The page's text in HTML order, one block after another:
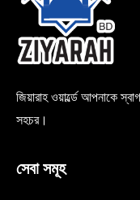
জিয়ারাহ ওয়ার্ল্ডে আপনাকে
সহচর।
সেবা সমূহ